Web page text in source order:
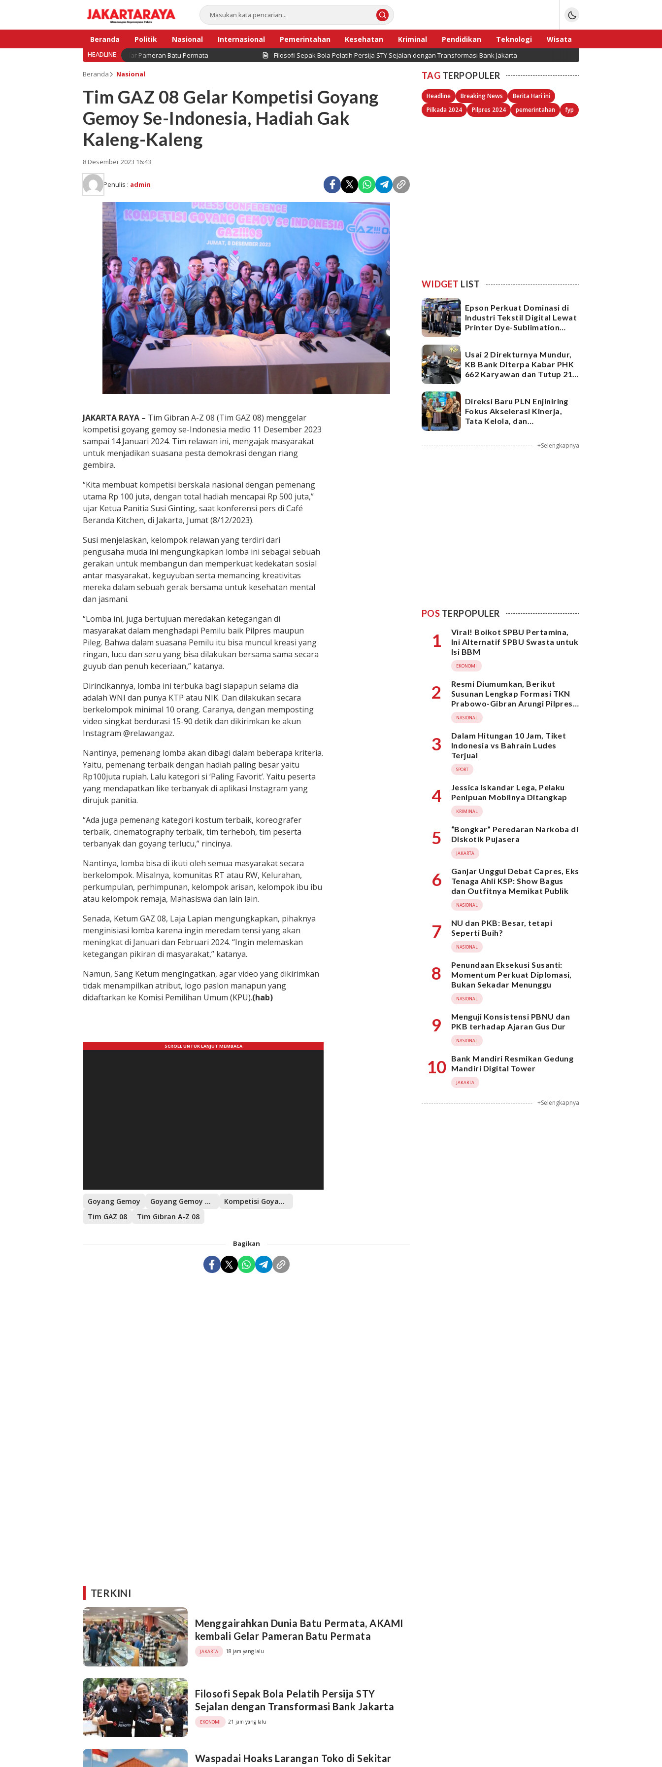
Beranda Politik Nasional Internasional Pemerintahan Kesehatan Kriminal Pendidikan Teknologi
Wisata
Bisnis
Sport
HEADLINE
Permata, AKAMI kembali Gelar Pameran Batu Permata Filosofi Sepak Bola Pelatih Persija STY Sejalan dengan Transformasi Bank Jakarta
Beranda Nasional
Tim GAZ 08 Gelar Kompetisi Goyang
Gemoy Se-Indonesia, Hadiah Gak
Kaleng-Kaleng
8 Desember 2023 16:43
Penulis : admin
JAKARTA RAYA – Tim Gibran A-Z 08 (Tim GAZ 08) menggelar
kompetisi goyang gemoy se-Indonesia medio 11 Desember 2023
sampai 14 Januari 2024. Tim relawan ini, mengajak masyarakat
untuk menjadikan suasana pesta demokrasi dengan riang
gembira.
“Kita membuat kompetisi berskala nasional dengan pemenang
utama Rp 100 juta, dengan total hadiah mencapai Rp 500 juta,”
ujar Ketua Panitia Susi Ginting, saat konferensi pers di Café
Beranda Kitchen, di Jakarta, Jumat (8/12/2023).
Susi menjelaskan, kelompok relawan yang terdiri dari
pengusaha muda ini mengungkapkan lomba ini sebagai sebuah
gerakan untuk membangun dan memperkuat kedekatan sosial
antar masyarakat, keguyuban serta memancing kreativitas
mereka dalam sebuah gerak bersama untuk kesehatan mental
dan jasmani.
“Lomba ini, juga bertujuan meredakan ketegangan di
masyarakat dalam menghadapi Pemilu baik Pilpres maupun
Pileg. Bahwa dalam suasana Pemilu itu bisa muncul kreasi yang
ringan, lucu dan seru yang bisa dilakukan bersama sama secara
guyub dan penuh keceriaan,” katanya.
Dirincikannya, lomba ini terbuka bagi siapapun selama dia
adalah WNI dan punya KTP atau NIK. Dan dilakukan secara
berkelompok minimal 10 orang. Caranya, dengan memposting
video singkat berdurasi 15-90 detik dan dikirimkan ke akun
Instagram @relawangaz.
Nantinya, pemenang lomba akan dibagi dalam beberapa kriteria.
Yaitu, pemenang terbaik dengan hadiah paling besar yaitu
Rp100juta rupiah. Lalu kategori si ‘Paling Favorit’. Yaitu peserta
yang mendapatkan like terbanyak di aplikasi Instagram yang
dirujuk panitia.
“Ada juga pemenang kategori kostum terbaik, koreografer
terbaik, cinematography terbaik, tim terheboh, tim peserta
terbanyak dan goyang terlucu,” rincinya.
Nantinya, lomba bisa di ikuti oleh semua masyarakat secara
berkelompok. Misalnya, komunitas RT atau RW, Kelurahan,
perkumpulan, perhimpunan, kelompok arisan, kelompok ibu ibu
atau kelompok remaja, Mahasiswa dan lain lain.
Senada, Ketum GAZ 08, Laja Lapian mengungkapkan, pihaknya
menginisiasi lomba karena ingin meredam tensi yang akan
meningkat di Januari dan Februari 2024. “Ingin melemaskan
ketegangan pikiran di masyarakat,” katanya.
Namun, Sang Ketum mengingatkan, agar video yang dikirimkan
tidak menampilkan atribut, logo paslon manapun yang
didaftarkan ke Komisi Pemilihan Umum (KPU).(hab)
Goyang Gemoy Goyang Gemoy Se-Indonesia
Kompetisi Goyang Gemoy
Tim GAZ 08
Tim Gibran A-Z 08
Bagikan
TERKINI
Menggairahkan Dunia Batu Permata, AKAMI
kembali Gelar Pameran Batu Permata
JAKARTA 18 jam yang lalu
Filosofi Sepak Bola Pelatih Persija STY
Sejalan dengan Transformasi Bank Jakarta
EKONOMI 21 jam yang lalu
Waspadai Hoaks Larangan Toko di Sekitar
TAG TERPOPULER
Headline Breaking News
Berita Hari ini
Pilkada 2024
Pilpres 2024 pemerintahan fyp
WIDGET LIST
Epson Perkuat Dominasi di
Industri Tekstil Digital Lewat
Printer Dye-Sublimation
Usai 2 Direkturnya Mundur,
KB Bank Diterpa Kabar PHK
662 Karyawan dan Tutup 21
Direksi Baru PLN Enjiniring
Fokus Akselerasi Kinerja,
Tata Kelola, dan
+Selengkapnya
POS TERPOPULER
1
Viral! Boikot SPBU Pertamina,
Ini Alternatif SPBU Swasta untuk
Isi BBM
EKONOMI
2
Resmi Diumumkan, Berikut
Susunan Lengkap Formasi TKN
Prabowo-Gibran Arungi Pilpres
2024, Ada Ridwan Kamil hingga
Suami Yenny Wahid
NASIONAL
3
Dalam Hitungan 10 Jam, Tiket
Indonesia vs Bahrain Ludes
Terjual
SPORT
4
Jessica Iskandar Lega, Pelaku
Penipuan Mobilnya Ditangkap
KRIMINAL
5
“Bongkar” Peredaran Narkoba di
Diskotik Pujasera
JAKARTA
6
Ganjar Unggul Debat Capres, Eks
Tenaga Ahli KSP: Show Bagus
dan Outfitnya Memikat Publik
NASIONAL
7
NU dan PKB: Besar, tetapi
Seperti Buih?
NASIONAL
8
Penundaan Eksekusi Susanti:
Momentum Perkuat Diplomasi,
Bukan Sekadar Menunggu
NASIONAL
9
Menguji Konsistensi PBNU dan
PKB terhadap Ajaran Gus Dur
NASIONAL
10 Bank Mandiri Resmikan Gedung
Mandiri Digital Tower
JAKARTA
+Selengkapnya